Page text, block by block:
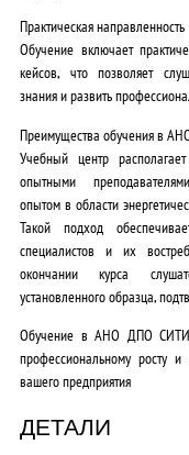
Практическая направленность
Обучение включает
кейсов, что позволяет
знания и развить
Преимущества обучения в
Учебный центр
опытными
опытом в области
Такой подход
специалистов и их
окончании курса
установленного образца,
Обучение в АНО ДПО СИТИ
профессиональному росту
вашего предприятия
ДЕТАЛИ